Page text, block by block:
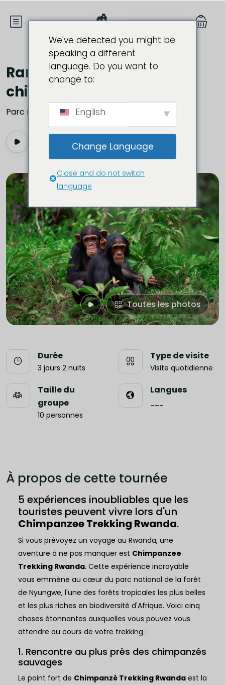
Randonnée avec les
chimpanzés au Rwanda
Parc national de la forêt de Nyungwe, Rwanda
Toutes les photos
Durée
3 jours 2 nuits
Type de visite
Visite quotidienne
Taille du
groupe
10 personnes
Langues
À propos de cette tournée
5 expériences inoubliables que les
touristes peuvent vivre lors d'un
Chimpanzee Trekking Rwanda.
Si vous prévoyez un voyage au Rwanda, une
aventure à ne pas manquer est Chimpanzee
Trekking Rwanda. Cette expérience incroyable
vous emmène au cœur du parc national de la forêt
de Nyungwe, l'une des forêts tropicales les plus belles
et les plus riches en biodiversité d'Afrique. Voici cinq
choses étonnantes auxquelles vous pouvez vous
attendre au cours de votre trekking :
1. Rencontre au plus près des chimpanzés
sauvages
Le point fort de Chimpanzé Trekking Rwanda est la
We've detected you might be
speaking a different
language. Do you want to
change to:
English
Change Language
Close and do not switch
language